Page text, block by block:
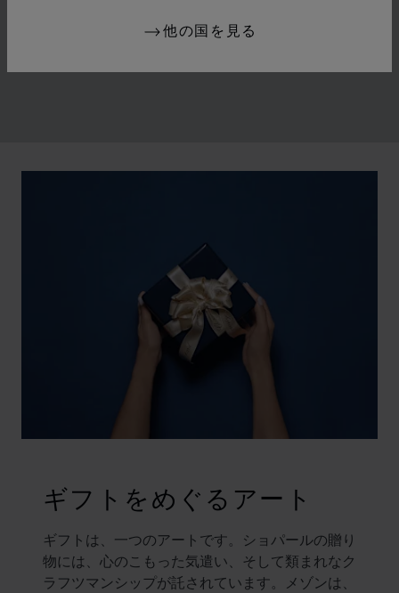
他の国を見る
添いました。メゾンはそのアイデンティティを築き上げ
ギフトをめぐるアート
ギフトは、一つのアートです。ショパールの贈り
物には、心のこもった気遣い、そして類まれなク
ラフツマンシップが託されています。メゾンは、